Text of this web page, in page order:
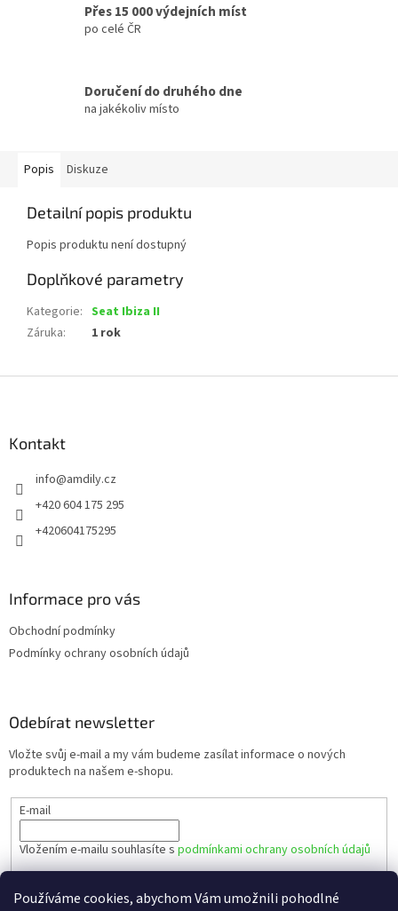
Používáme cookies, abychom Vám umožnili pohodlné
Přes 15 000 výdejních míst
po celé ČR
Doručení do druhého dne
na jakékoliv místo
Popis Diskuze
Detailní popis produktu
Popis produktu není dostupný
Doplňkové parametry
Kategorie: Seat Ibiza II
Záruka: 1 rok
Kontakt
info@amdily.cz
+420 604 175 295
+420604175295
Informace pro vás
Obchodní podmínky
Podmínky ochrany osobních údajů
Odebírat newsletter
Vložte svůj e-mail a my vám budeme zasílat informace o nových
produktech na našem e-shopu.
E-mail
Vložením e-mailu souhlasíte s podmínkami ochrany osobních údajů
PŘIHLÁSIT SE